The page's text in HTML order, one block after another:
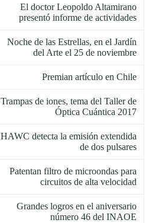
El doctor Leopoldo Altamirano
presentó informe de actividades
Noche de las Estrellas, en el Jardín
del Arte el 25 de noviembre
Premian artículo en Chile
Trampas de iones, tema del Taller de
Óptica Cuántica 2017
HAWC detecta la emisión extendida
de dos pulsares
Patentan filtro de microondas para
circuitos de alta velocidad
Grandes logros en el aniversario
número 46 del INAOE